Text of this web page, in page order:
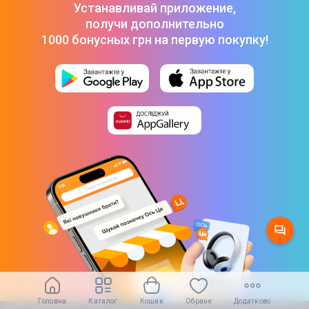
Устанавливай приложение,
получи дополнительно
1000 бонусных грн на первую покупку!
Головна Каталог Кошик Обране Додатково